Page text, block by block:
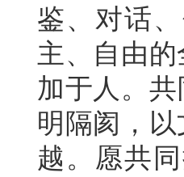
鉴、对话
主、自由
加于人。
明隔阂，
越。愿共